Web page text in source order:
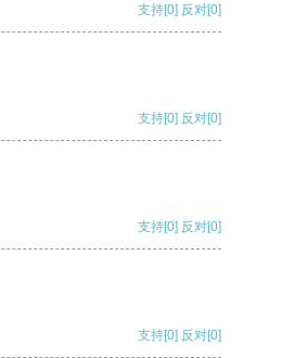
支持[0] 反对[0]
支持[0] 反对[0]
支持[0] 反对[0]
支持[0] 反对[0]